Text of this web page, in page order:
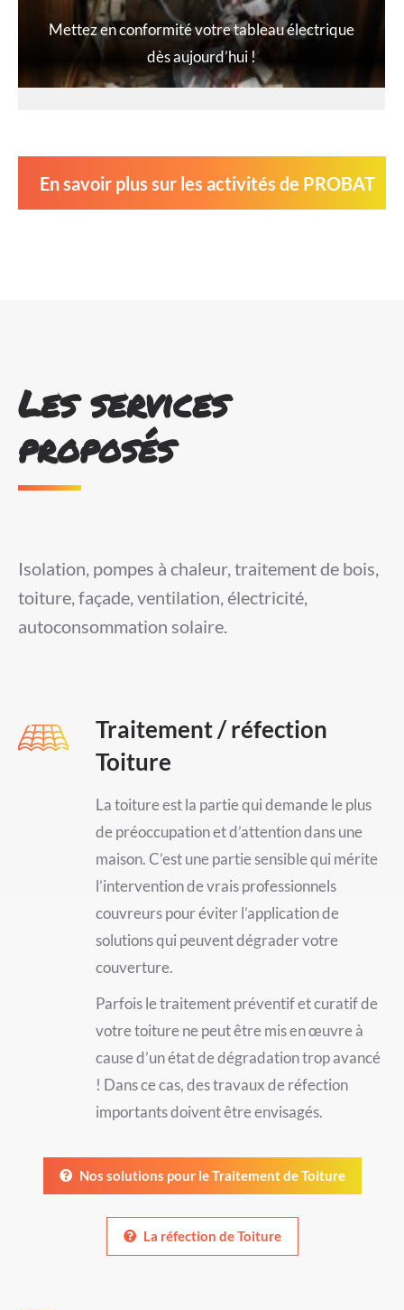
Mettez en conformité votre tableau électrique
dès aujourd’hui !
En savoir plus sur les activités de PROBAT
Les services
proposés
Isolation, pompes à chaleur, traitement de bois,
toiture, façade, ventilation, électricité,
autoconsommation solaire.
Traitement / réfection
Toiture
La toiture est la partie qui demande le plus
de préoccupation et d’attention dans une
maison. C’est une partie sensible qui mérite
l’intervention de vrais professionnels
couvreurs pour éviter l’application de
solutions qui peuvent dégrader votre
couverture.
Parfois le traitement préventif et curatif de
votre toiture ne peut être mis en œuvre à
cause d’un état de dégradation trop avancé
! Dans ce cas, des travaux de réfection
importants doivent être envisagés.
Nos solutions pour le Traitement de Toiture
La réfection de Toiture